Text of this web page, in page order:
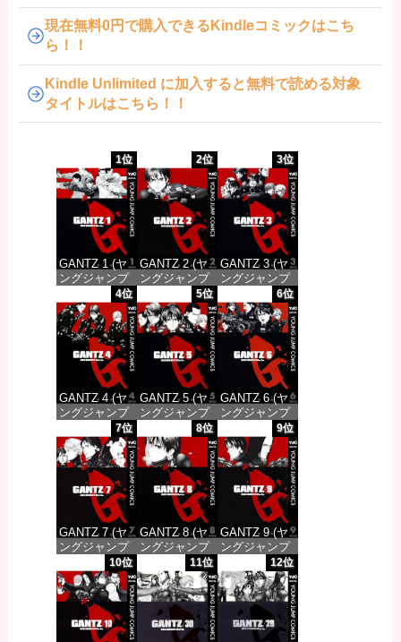
現在無料0円で購入できるKindleコミックはこち
ら！！
Kindle Unlimited に加入すると無料で読める対象
タイトルはこちら！！
1位
GANTZ 1 (ヤ
ングジャンプ
コミックス
DIGITAL)
価格：¥100
2位
GANTZ 2 (ヤ
ングジャンプ
コミックス
DIGITAL)
価格：¥100
3位
GANTZ 3 (ヤ
ングジャンプ
コミックス
DIGITAL)
価格：¥100
4位
GANTZ 4 (ヤ
ングジャンプ
コミックス
DIGITAL)
価格：¥100
5位
GANTZ 5 (ヤ
ングジャンプ
コミックス
DIGITAL)
価格：¥100
6位
GANTZ 6 (ヤ
ングジャンプ
コミックス
DIGITAL)
価格：¥100
7位
GANTZ 7 (ヤ
ングジャンプ
コミックス
DIGITAL)
価格：¥100
8位
GANTZ 8 (ヤ
ングジャンプ
コミックス
DIGITAL)
価格：¥100
9位
GANTZ 9 (ヤ
ングジャンプ
コミックス
DIGITAL)
価格：¥100
10位 11位 12位